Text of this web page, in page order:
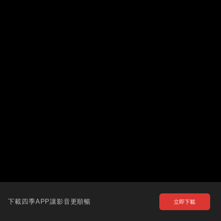
下載四季APP讓影音更順暢 立即下載